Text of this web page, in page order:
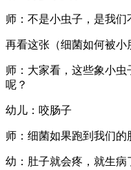
师：不是小虫子，是我们
再看这张（细菌如何被小
师：大家看，这些象小
呢？
幼儿：咬肠子
师：细菌如果跑到我们的
幼：肚子就会疼，就生病